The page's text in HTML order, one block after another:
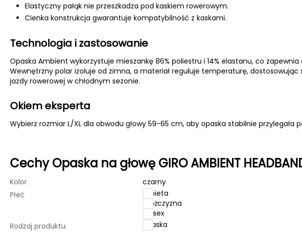
Elastyczny pałąk nie przeszkadza pod kaskiem rowerowym.
Cienka konstrukcja gwarantuje kompatybilność z kaskami.
Technologia i zastosowanie
Opaska Ambient wykorzystuje mieszankę 86% poliestru i 14% elastanu, co
Wewnętrzny polar izoluje od zimna, a materiał reguluje temperaturę,
jazdy rowerowej w chłodnym sezonie.
Okiem eksperta
Wybierz rozmiar L/XL dla obwodu głowy 59-65 cm, aby opaska stabilnie przylegała
Cechy Opaska na głowę GIRO AMBIENT
Kolor
czarny
Płeć
kobieta
mężczyzna
unisex
Rodzaj produktu
opaska